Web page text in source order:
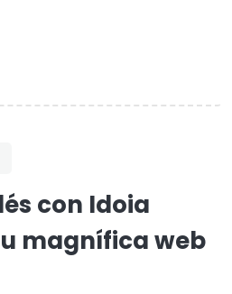
con Idoia
magnífica web